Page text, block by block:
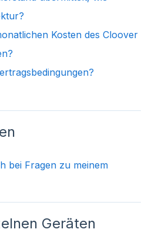
Kosten des Cloover
bei Fragen zu meinem
Geräten